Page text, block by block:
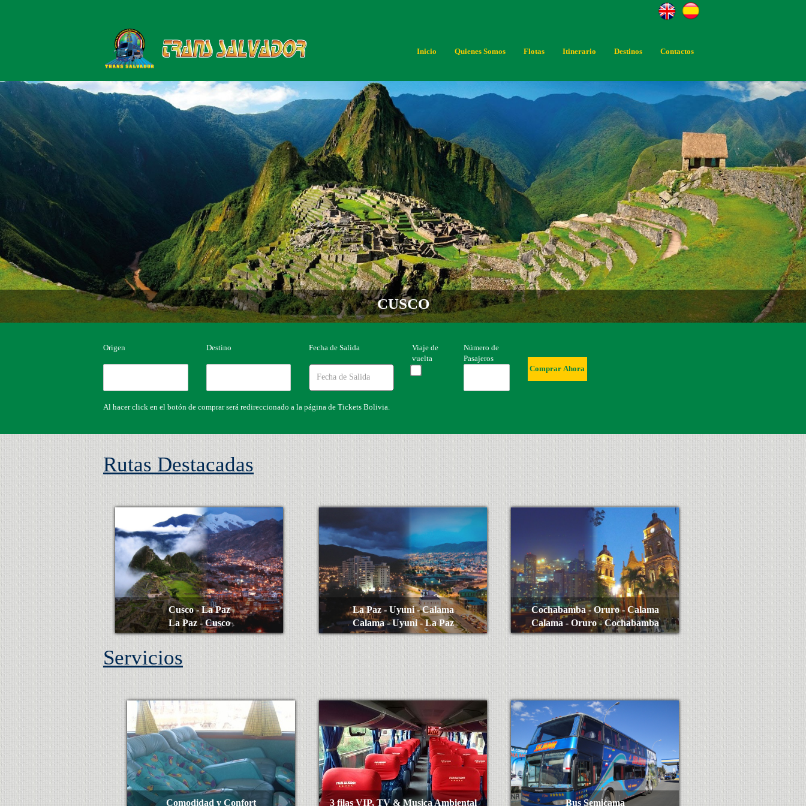
Contactos
Destinos
Itinerario
Flotas
Quienes Somos
Inicio
ARICA
Origen Destino Fecha de Salida
Viaje de
vuelta
Número de
Pasajeros
Comprar Ahora
Al hacer click en el botón de comprar será redireccionado a la página de Tickets Bolivia.
Rutas Destacadas
Cusco - La Paz
La Paz - Cusco
Ver Más
La Paz - Uyuni - Calama
Calama - Uyuni - La Paz
Cochabamba - Oruro - Calama
Calama - Oruro - Cochabamba
Servicios
Comodidad y Confort 3 filas VIP, TV & Musica Ambiental Bus Semicama